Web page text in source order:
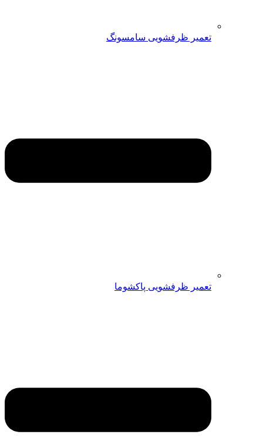
تعمیر ظرفشویی سامسونگ
تعمیر ظرفشویی پاکشوما